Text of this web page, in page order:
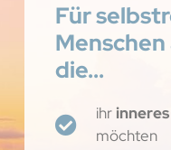
Für
Menschen
die...
ihr
möchten